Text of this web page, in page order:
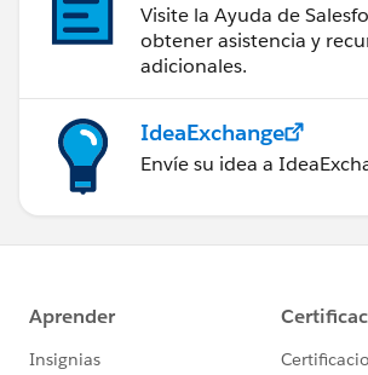
Visite la Ayuda de
obtener asistencia y
adicionales.
IdeaExchange
Envíe su idea a